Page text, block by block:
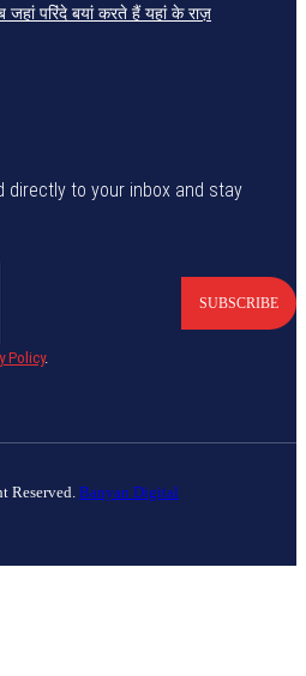
जहां परिंदे बयां करते हैं यहां के राज़
directly to your inbox and stay
SUBSCRIBE
Policy.
Banyan Digital